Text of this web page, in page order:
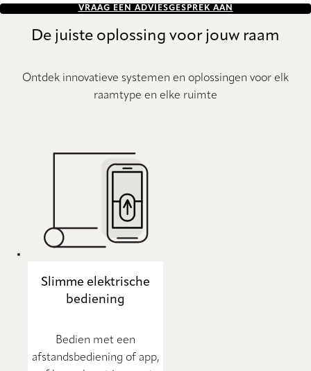
VRAAG EEN ADVIESGESPREK AAN
De juiste oplossing voor jouw raam
Ontdek innovatieve systemen en oplossingen voor elk
raamtype en elke ruimte
Slimme elektrische
bediening
Bedien met een
afstandsbediening of app,